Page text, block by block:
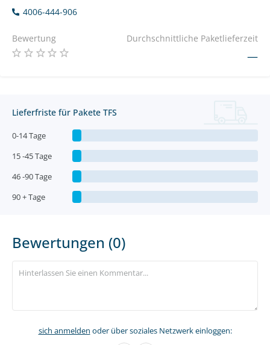
4006-444-906
Bewertung Durchschnittliche Paketlieferzeit
—
Lieferfriste für Pakete TFS
0-14 Tage
15 -45 Tage
46 -90 Tage
90 + Tage
Bewertungen (0)
sich anmelden oder über soziales Netzwerk einloggen: